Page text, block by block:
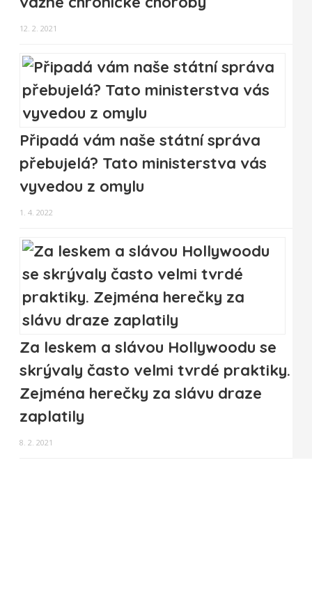
12. 2. 2021
Připadá vám naše státní správa
přebujelá? Tato ministerstva vás
vyvedou z omylu
1. 4. 2022
Za leskem a slávou Hollywoodu se
skrývaly často velmi tvrdé praktiky.
Zejména herečky za slávu draze
zaplatily
8. 2. 2021